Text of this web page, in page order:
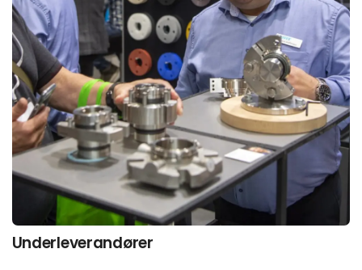
Underleverandører